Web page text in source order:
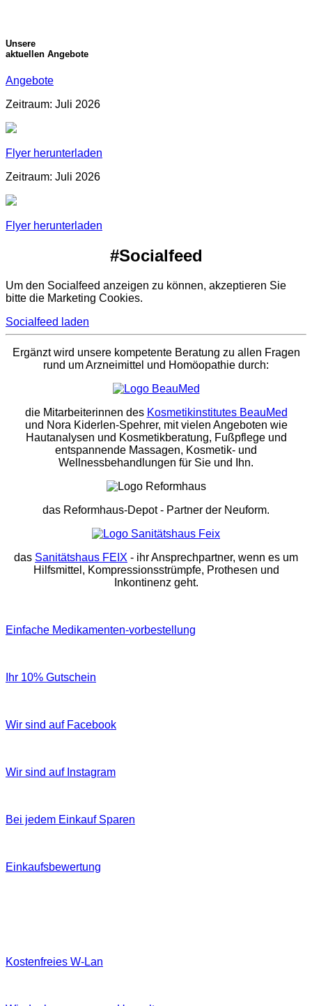
Unsere
aktuellen Angebote
Angebote
Zeitraum: Juli 2026
Flyer herunterladen
Zeitraum: Juli 2026
Flyer herunterladen
#Socialfeed
Um den Socialfeed anzeigen zu können, akzeptieren Sie
bitte die Marketing Cookies.
Socialfeed laden
Ergänzt wird unsere kompetente Beratung zu allen Fragen
rund um Arzneimittel und Homöopathie durch:
die Mitarbeiterinnen des Kosmetikinstitutes BeauMed
und Nora Kiderlen-Spehrer, mit vielen Angeboten wie
Hautanalysen und Kosmetikberatung, Fußpflege und
entspannende Massagen, Kosmetik- und
Wellnessbehandlungen für Sie und Ihn.
das Reformhaus-Depot- Partner der Neuform.
das Sanitätshaus FEIX - ihr Ansprechpartner, wenn es um
Hilfsmittel, Kompressionsstrümpfe, Prothesen und
Inkontinenz geht.
Einfache Medikamenten-vorbestellung
Ihr 10% Gutschein
Wir sind auf Facebook
Wir sind auf Instagram
Bei jedem Einkauf Sparen
Einkaufsbewertung
Kostenfreies W‐Lan